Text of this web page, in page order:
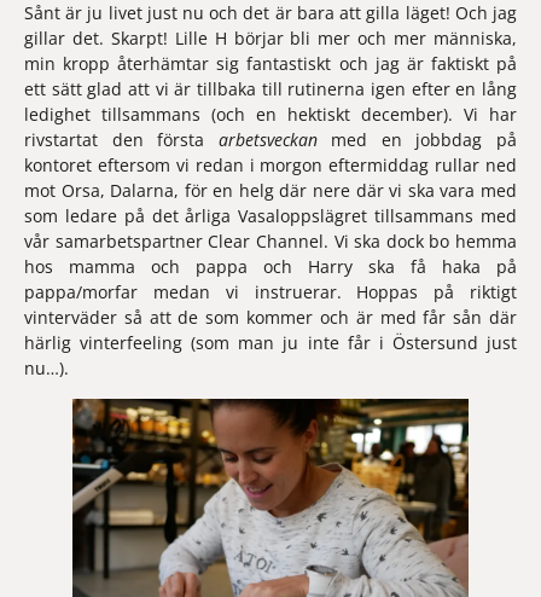
Sånt är ju livet just nu och det är bara att gilla läget! Och jag
gillar det. Skarpt! Lille H börjar bli mer och mer människa,
min kropp återhämtar sig fantastiskt och jag är faktiskt på
ett sätt glad att vi är tillbaka till rutinerna igen efter en lång
ledighet tillsammans (och en hektiskt december). Vi har
rivstartat den första arbetsveckan med en jobbdag på
kontoret eftersom vi redan i morgon eftermiddag rullar ned
mot Orsa, Dalarna, för en helg där nere där vi ska vara med
som ledare på det årliga Vasaloppslägret tillsammans med
vår samarbetspartner Clear Channel. Vi ska dock bo hemma
hos mamma och pappa och Harry ska få haka på
pappa/morfar medan vi instruerar. Hoppas på riktigt
vinterväder så att de som kommer och är med får sån där
härlig vinterfeeling (som man ju inte får i Östersund just
nu…).